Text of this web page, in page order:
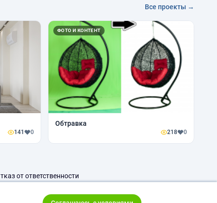
Все проекты →
141 0
ФОТО И КОНТЕНТ
Обтравка
218 0
от ответственности